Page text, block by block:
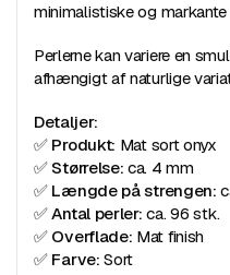
minimalistiske og markante
Perlerne kan variere en
afhængigt af naturlige
Detaljer:
✅ Produkt: Mat sort onyx
✅ Størrelse: ca. 4 mm
✅ Længde på strengen:
✅Antal perler: ca. 96 stk.
✅ Overflade: Mat finish
✅ Farve: Sort